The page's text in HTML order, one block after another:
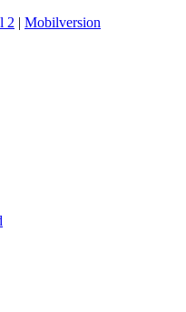
2 | Mobilversion